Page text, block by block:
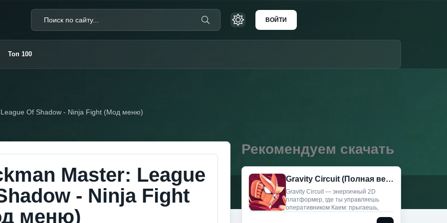
ВОЙТИ
Топ 100
Of Shadow - Ninja Fight (Мод меню)
Master: League
- Ninja Fight
меню)
Рекомендуем скачать
Gravity Circuit (Полная версия)
Gravity Circuit — энергичный 2D
платформер, где ты управляешь
оперативником Каем: прыгаешь,